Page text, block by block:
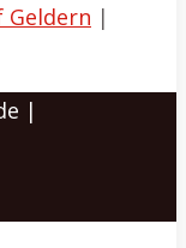
Geldern |
|